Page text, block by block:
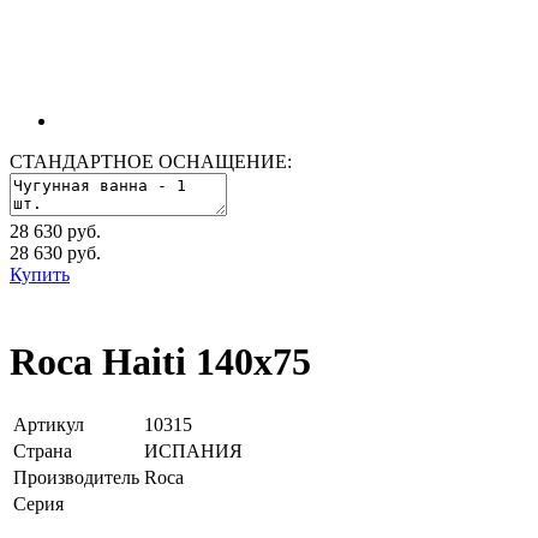
СТАНДАРТНОЕ ОСНАЩЕНИЕ:
28 630 руб.
28 630 руб.
Купить
Roca Haiti 140х75
Артикул
10315
Страна
ИСПАНИЯ
Производитель Roca
Серия